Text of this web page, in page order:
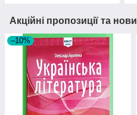
Акційні пропозиції та
–10%